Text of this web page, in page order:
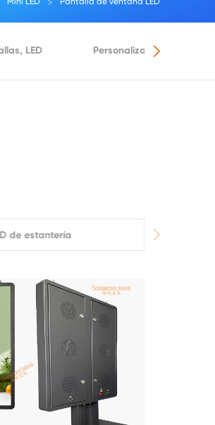
LED Personalización de la
de estantería